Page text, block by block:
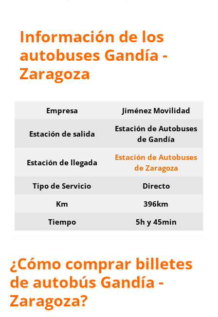
Información de los
autobuses Gandía -
Zaragoza
Empresa Jiménez Movilidad
Estación de salida
Estación de Autobuses
de Gandía
Estación de llegada
Estación de Autobuses
de Zaragoza
Tipo de Servicio
Directo
Km
396km
Tiempo
5h y 45min
¿Cómo comprar billetes
de autobús Gandía -
Zaragoza?